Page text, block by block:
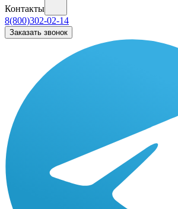
Контакты
8(800)302-02-14
Заказать звонок